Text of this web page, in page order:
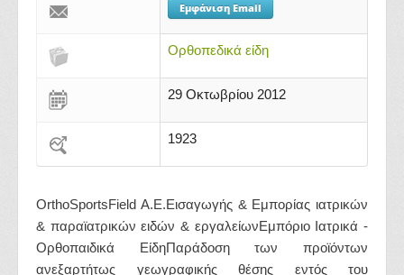
Εμφάνιση Email
Ορθοπεδικά είδη
29 Οκτωβρίου 2012
1923
OrthoSportsField A.E.Εισαγωγής & Εμπορίας ιατρικών
& παραϊατρικών ειδών & εργαλείωνΕμπόριο Ιατρικά -
Ορθοπαιδικά ΕίδηΠαράδοση των προϊόντων
ανεξαρτήτως γεωγραφικής θέσης εντός του